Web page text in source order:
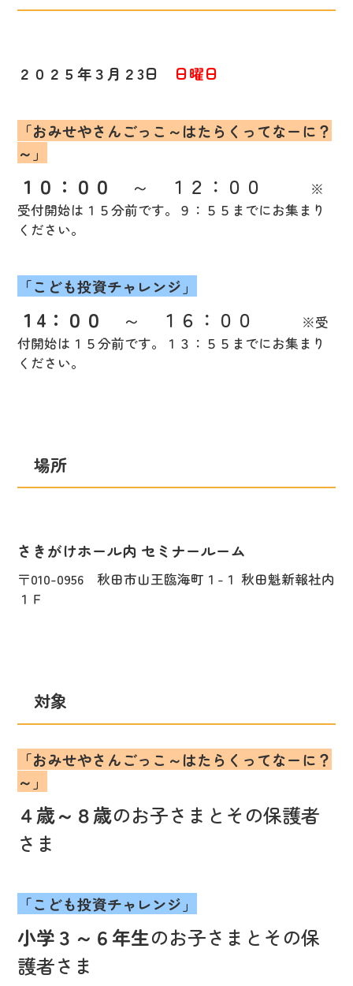
２０２５年３月２3日 日曜日
「おみせやさんごっこ～はたらくってなーに？
～」
１０：００ ～ １２：００
※
受付開始は１５分前です。９：５５までにお集まり
ください。
「こども投資チャレンジ」
１4：００ ～ １６：００
※受
付開始は１５分前です。１３：５５までにお集まり
ください。
場所
さきがけホール内 セミナールーム
〒010-0956 秋田市山王臨海町１-１ 秋田魁新報社内
１Ｆ
対象
「おみせやさんごっこ～はたらくってなーに？
～」
４歳～８歳のお子さまとその保護者
さま
「こども投資チャレンジ」
小学３～６年生のお子さまとその保
護者さま